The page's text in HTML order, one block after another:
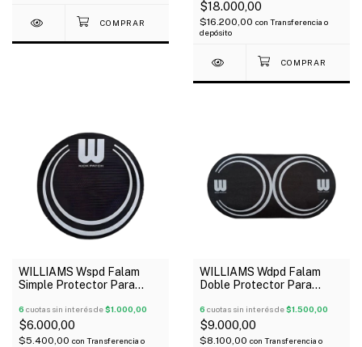
$18.000,00
$16.200,00 con Transferencia o
depósito
WILLIAMS Wspd Falam
Simple Protector Para
6 cuotas sin interés de$1.000,00
$6.000,00
$5.400,00 con Transferencia o
WILLIAMS Wdpd Falam
Doble Protector Para
6 cuotas sin interés de$1.500,00
$9.000,00
$8.100,00 con Transferencia o